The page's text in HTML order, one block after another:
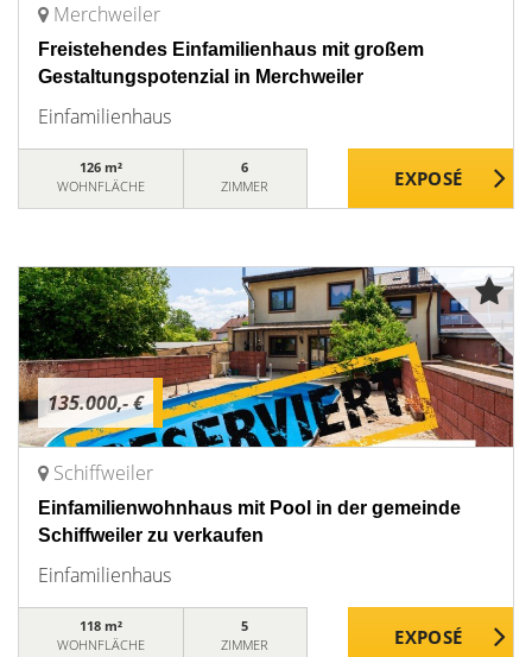
Merchweiler
Freistehendes Einfamilienhaus mit großem
Gestaltungspotenzial in Merchweiler
Einfamilienhaus
126 m²
WOHNFLÄCHE
6
ZIMMER
135.000,- €
Schiffweiler
Einfamilienwohnhaus mit Pool in der gemeinde
Schiffweiler zu verkaufen
Einfamilienhaus
118 m²
WOHNFLÄCHE
5
ZIMMER